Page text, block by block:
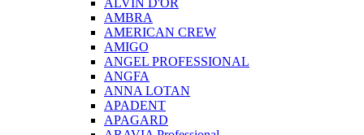
ALVIN D'OR
AMBRA
AMERICAN CREW
AMIGO
ANGEL PROFESSIONAL
ANGFA
ANNA LOTAN
APADENT
APAGARD